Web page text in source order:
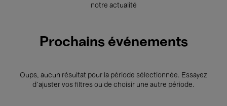
notre actualité
Prochains événements
Oups, aucun résultat pour la période sélectionnée. Essayez
d’ajuster vos filtres ou de choisir une autre période.